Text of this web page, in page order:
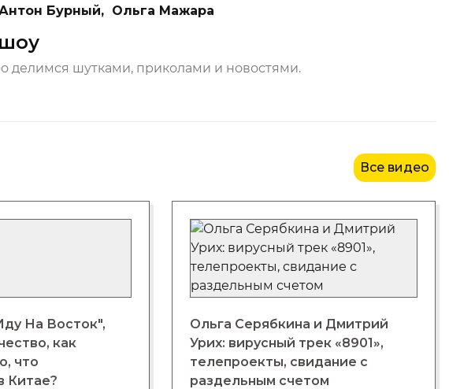
Бурный, Ольга Мажара
делимся шутками, приколами и новостями.
Все видео
На Восток",
как
что
Китае?
Ольга Серябкина и Дмитрий
Урих: вирусный трек «8901»,
телепроекты, свидание с
раздельным счетом